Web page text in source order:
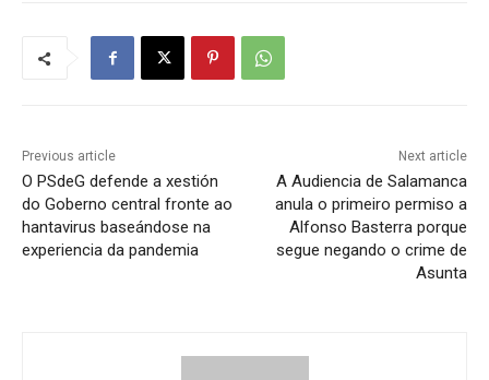
Previous article
O PSdeG defende a xestión
do Goberno central fronte ao
hantavirus baseándose na
experiencia da pandemia
Next article
A Audiencia de Salamanca
anula o primeiro permiso a
Alfonso Basterra porque
segue negando o crime de
Asunta